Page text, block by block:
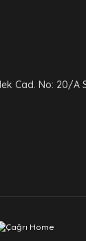
Cad. No: 20/A